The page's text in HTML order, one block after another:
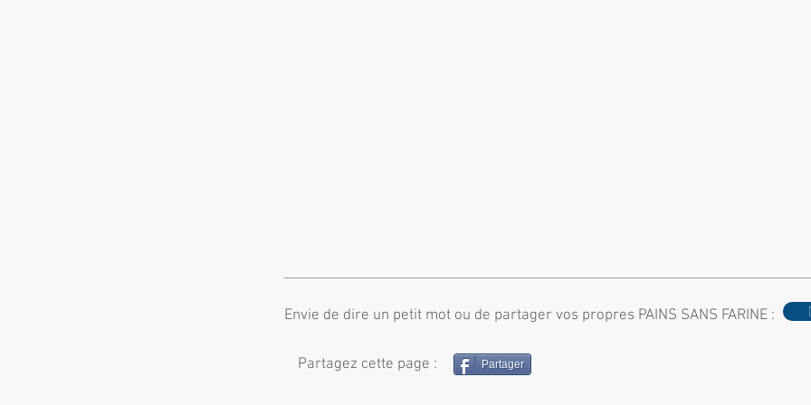
Envie de dire un petit mot ou de partager vos propres PAINS SANS FARINE :
Partagez cette page : Partager